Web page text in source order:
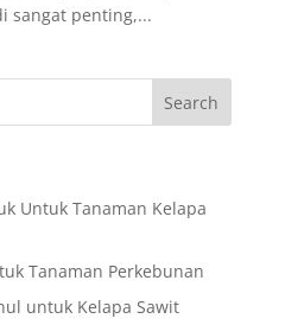
sangat penting,...
Untuk Tanaman Kelapa
Tanaman Perkebunan
untuk Kelapa Sawit